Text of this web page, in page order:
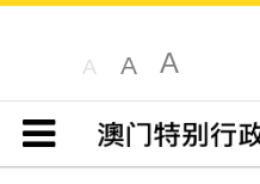
A A A
目录